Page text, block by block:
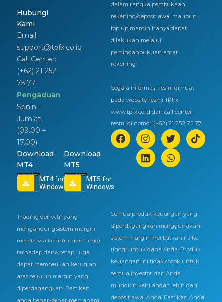
Hubungi
Kami
Email:
support@tpfx.co.id
Call Center:
(+62) 21 252
75 77
Pengaduan
Senin –
Jum’at
(09.00 –
17.00)
Download
MT4
MT4 for
Windows
Download
MT5
MT5 for
Windows
dalam rangka pembukaan
rekening/deposit awal maupun
top up margin hanya dapat
dilakukan melalui
pemindahbukuan antar
rekening.
Segala informasi resmi dimuat
pada website resmi TPFx
www.tpfx.co.id dan call center
resmi di nomor (+62) 21 252 75 77
Trading derivatif yang
mengandung sistem margin
membawa keuntungan tinggi
terhadap dana, tetapi juga
dapat memberikan kerugian
atas seluruh margin yang
diperdagangkan. Pastikan
anda benar-benar memahami
Semua produk keuangan yang
diperdagangkan menggunakan
sistem margin melibatkan risiko
tinggi untuk dana Anda. Produk
keuangan ini tidak cocok untuk
semua investor dan Anda
mungkin kehilangan lebih dari
deposit awal Anda. Pastikan Anda